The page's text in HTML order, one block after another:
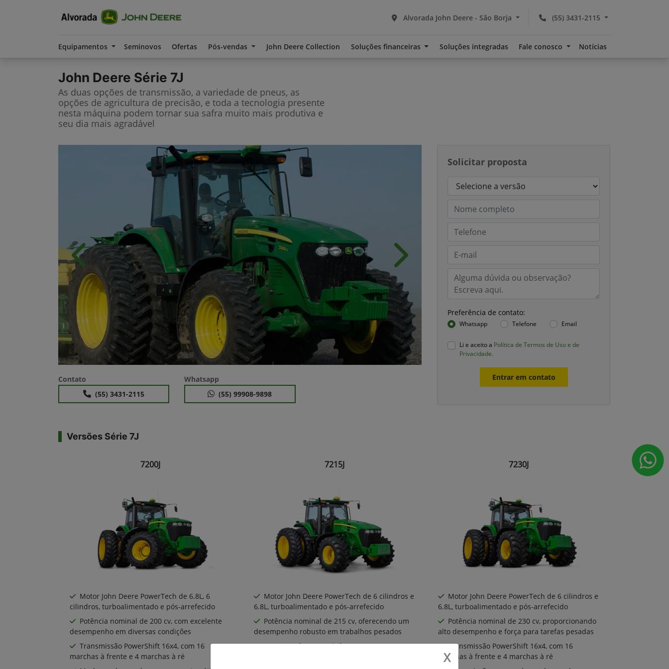
(55) 3431-2115
Alvorada John Deere - São Borja
Equipamentos Seminovos Ofertas Pós-vendas John Deere Collection Soluções financeiras Soluções integradas Fale conosco Notícias
John Deere Série 7J
As duas opções de transmissão, a variedade de pneus, as
opções de agricultura de precisão, e toda a tecnologia presente
nesta máquina podem tornar sua safra muito mais produtiva e
seu dia mais agradável
Solicitar proposta
Preferência de contato:
Whatsapp Telefone Email
Li e aceito a Política de Termos de Uso e de
Privacidade.
Entrar em contato
Anterior Próximo
Contato
(55) 3431-2115
Whatsapp
(55) 99908-9898
Versões Série 7J
7200J
Motor John Deere PowerTech de 6.8L, 6
cilindros, turboalimentado e pós-arrefecido
Potência nominal de 200 cv, com excelente
desempenho em diversas condições
Transmissão PowerShift 16x4, com 16
marchas à frente e 4 marchas à ré
7215J
Motor John Deere PowerTech de 6 cilindros e
6.8L, turboalimentado e pós-arrefecido
Potência nominal de 215 cv, oferecendo um
desempenho robusto em trabalhos pesados
Transmissão PowerShift 16x4, com 16
7230J
Motor John Deere PowerTech de 6 cilindros e
6.8L, turboalimentado e pós-arrefecido
Potência nominal de 230 cv, proporcionando
alto desempenho e força para tarefas pesadas
Transmissão PowerShift 16x4, com 16
marchas à frente e 4 marchas à ré
X